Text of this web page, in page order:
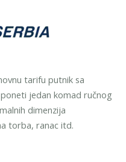
tarifu putnik sa
jedan komad ručnog
dimenzija
torba, ranac itd.